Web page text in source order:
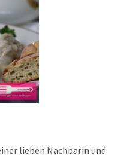
lieben Nachbarin und